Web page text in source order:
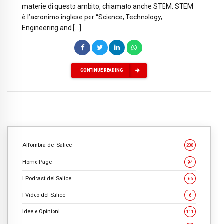
materie di questo ambito, chiamato anche STEM. STEM
è l’acronimo inglese per “Science, Technology,
Engineering and […]
CONTINUE READING
All’ombra del Salice 208
Home Page 94
I Podcast del Salice 66
I Video del Salice 6
Idee e Opinioni 111